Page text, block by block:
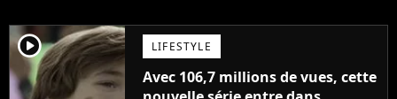
player2 LIFESTYLE
Avec 106,7 millions de vues, cette